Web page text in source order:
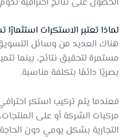
لماذا تعتبر الاستكرات استثمارًا
هناك العديد من وسائل التسويق
مستمرة لتحقيق نتائج، بينما
بصريًا دائمًا بتكلفة مناسبة.
فعندما يتم تركيب استكر
مركبات الشركة أو على
التجارية بشكل يومي دون